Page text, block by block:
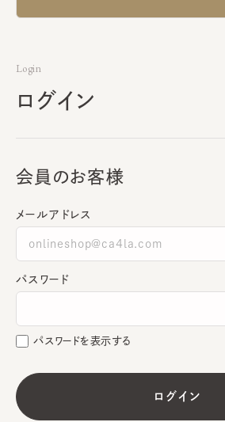
Login
ログイン
会員のお客様
メールアドレス
パスワード
パスワードを表示する